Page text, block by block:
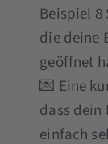
Beispiel 8
die deine
geöffnet
💌 Eine
dass
einfach